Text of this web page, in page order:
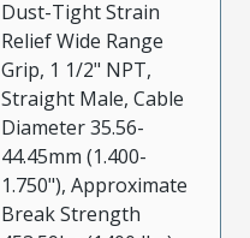
Dust-Tight Strain
Relief Wide Range
Grip, 1 1/2" NPT,
Straight Male, Cable
Diameter 35.56-
44.45mm (1.400-
1.750"), Approximate
Break Strength